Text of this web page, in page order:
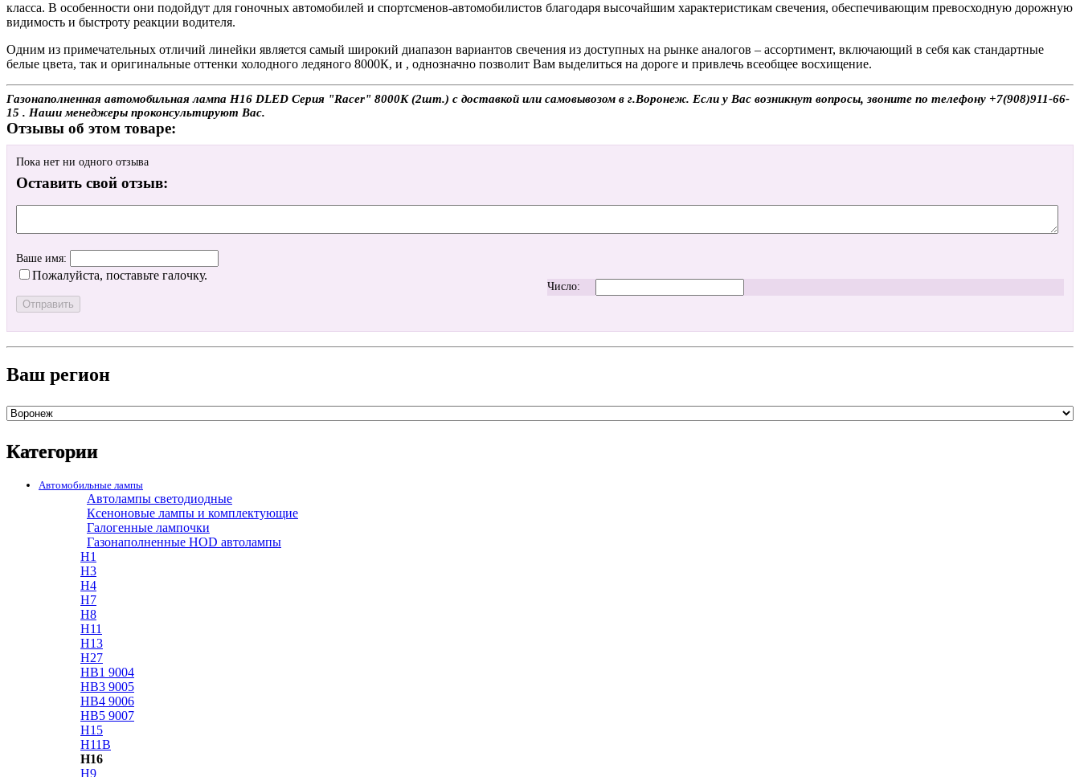
класса. В особенности они подойдут для гоночных автомобилей и спортсменов-автомобилистов благодаря высочайшим характеристикам свечения, обеспечивающим превосходную дорожную
видимость и быстроту реакции водителя.
Одним из примечательных отличий линейки является самый широкий диапазон вариантов свечения из доступных на рынке аналогов – ассортимент, включающий в себя как стандартные
белые цвета, так и оригинальные оттенки холодного ледяного 8000К, и , однозначно позволит Вам выделиться на дороге и привлечь всеобщее восхищение.
Газонаполненная автомобильная лампа H16 DLED Серия "Racer" 8000K (2шт.) с доставкой или самовывозом в г.Воронеж. Если у Вас возникнут вопросы, звоните по телефону +7(908)911-66-
15 . Наши менеджеры проконсультируют Вас.
Отзывы об этом товаре:
Пока нет ни одного отзыва
Оставить свой отзыв:
Ваше имя:
Пожалуйста, поставьте галочку.
Число:
Ваш регион
Категории
Автомобильные лампы
Автолампы светодиодные
Ксеноновые лампы и комплектующие
Галогенные лампочки
Газонаполненные HOD автолампы
H1
H3
H4
H7
H8
H11
H13
H27
HB1 9004
HB3 9005
HB4 9006
HB5 9007
H15
H11B
H16
H9